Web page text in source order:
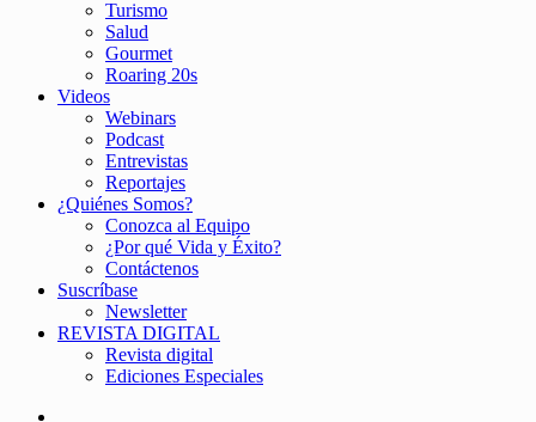
Turismo
Salud
Gourmet
Roaring 20s
Videos
Webinars
Podcast
Entrevistas
Reportajes
¿Quiénes Somos?
Conozca al Equipo
¿Por qué Vida y Éxito?
Contáctenos
Suscríbase
Newsletter
REVISTA DIGITAL
Revista digital
Ediciones Especiales